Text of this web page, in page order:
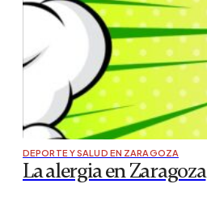
DEPORTE Y SALUD EN ZARAGOZA
La alergia en Zaragoza